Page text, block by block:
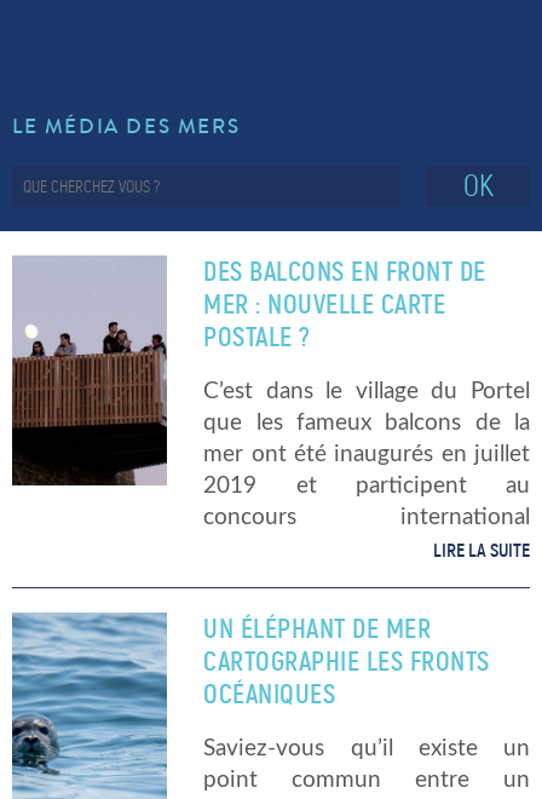
LE MÉDIA DES MERS
OK
DES BALCONS EN FRONT DE
MER : NOUVELLE CARTE
POSTALE ?
C’est dans le village du Portel
que les fameux balcons de la
mer ont été inaugurés en juillet
2019 et participent au
concours international
d’architecture ! Ces balcons
des touristes car ils offrent une
[…]
LIRE LA SUITE
UN ÉLÉPHANT DE MER
CARTOGRAPHIE LES FRONTS
OCÉANIQUES
Saviez-vous qu’il existe un
point commun entre un